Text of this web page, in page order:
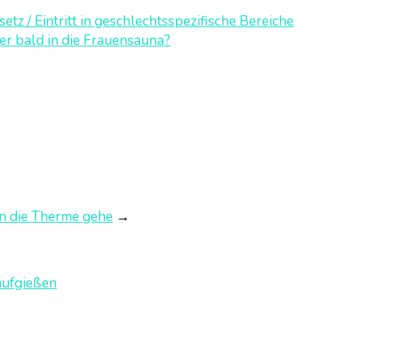
/ Eintritt in geschlechtsspezifische Bereiche
bald in die Frauensauna?
die Therme gehe →